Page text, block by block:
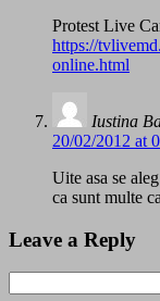
Protest Live
https://
online.html
Iustina
20/02/2012 at
Uite asa se
ca sunt multe
Leave a Reply